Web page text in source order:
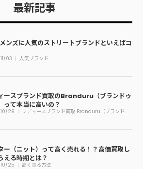
最新記事
ンズに人気のストリートブランドといえばコ
03 人気ブランド
ースブランド買取のBranduru（ブランドゥ
って本当に高いの？
29 レディースブランド買取 Branduru（ブランドゥ
ール）
ー（ニット）って高く売れる！？高価買取し
える時期とは？
25 高く売る方法